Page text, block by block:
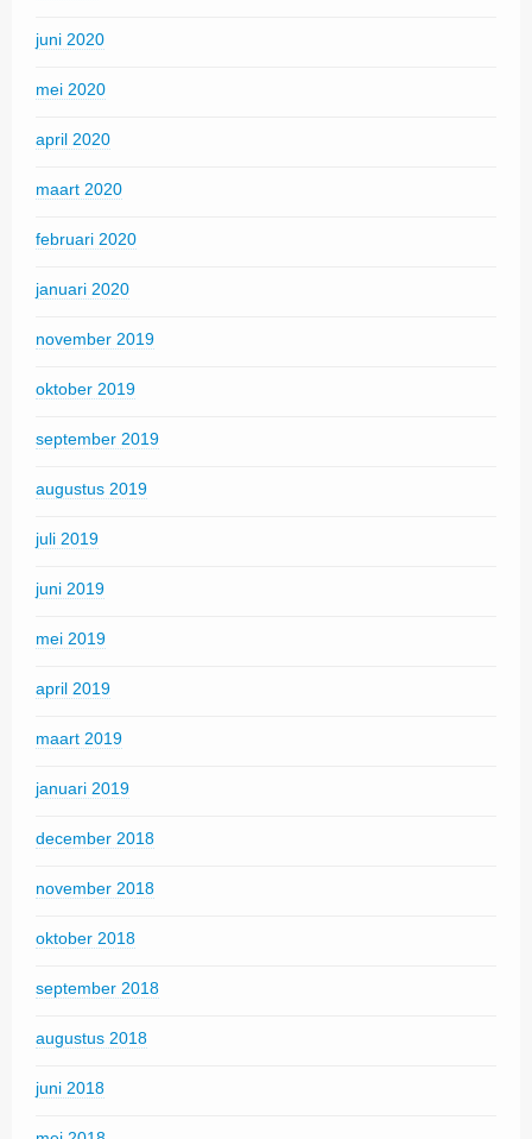
juni 2020
mei 2020
april 2020
maart 2020
februari 2020
januari 2020
november 2019
oktober 2019
september 2019
augustus 2019
juli 2019
juni 2019
mei 2019
april 2019
maart 2019
januari 2019
december 2018
november 2018
oktober 2018
september 2018
augustus 2018
juni 2018